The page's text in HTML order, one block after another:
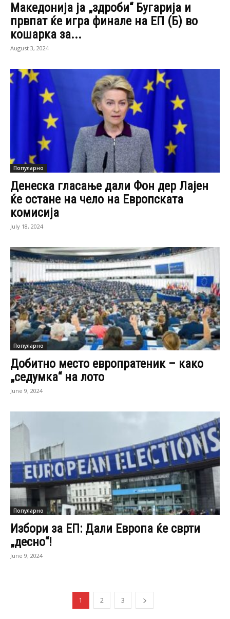
Македонија ја „здроби“ Бугарија и
првпат ќе игра финале на ЕП (Б) во
кошарка за...
August 3, 2024
Популарно
Денеска гласање дали Фон дер Лајен
ќе остане на чело на Европскaта
комисија
July 18, 2024
Популарно
Добитно место европратеник – како
„седумка“ на лото
June 9, 2024
Популарно
Избори за ЕП: Дали Европа ќе сврти
„десно“!
June 9, 2024
1 2 3